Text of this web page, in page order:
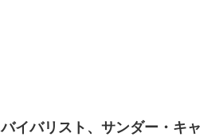
イバリスト、サンダー・キャ